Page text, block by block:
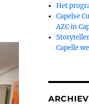
Het
Capelse
AZC in
Capelle